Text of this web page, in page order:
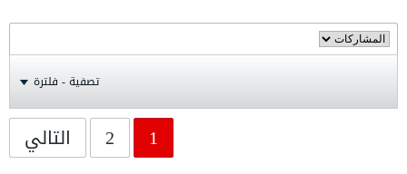
تصفية - فلترة
1
2 التالي